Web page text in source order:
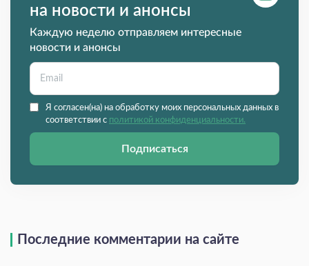
на новости и анонсы
Каждую неделю отправляем интересные
новости и анонсы
Я согласен(на) на обработку моих персональных данных в
соответствии с политикой конфиденциальности.
Подписаться
Последние комментарии на сайте